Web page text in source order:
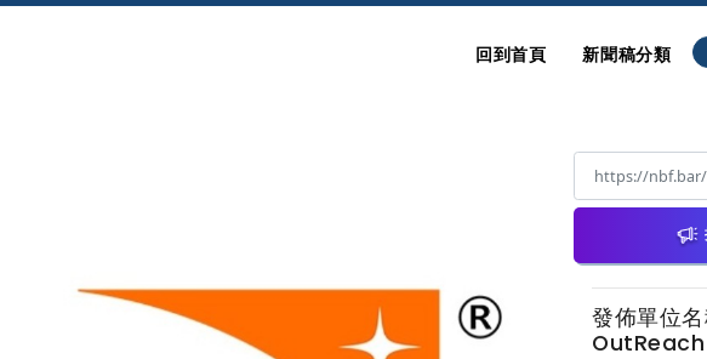
回到首頁 新聞稿分類
發佈單位
OutReach